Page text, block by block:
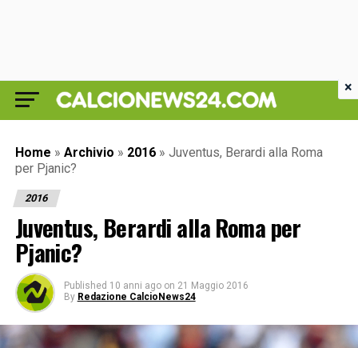
Home » Archivio » 2016 » Juventus, Berardi alla Roma
per Pjanic?
2016
Juventus, Berardi alla Roma per
Pjanic?
Published 10 anni ago on 21 Maggio 2016
By Redazione CalcioNews24
×